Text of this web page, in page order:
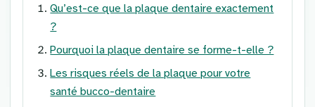
Qu’est-ce que la plaque dentaire exactement
?
Pourquoi la plaque dentaire se forme-t-elle ?
Les risques réels de la plaque pour votre
santé bucco-dentaire